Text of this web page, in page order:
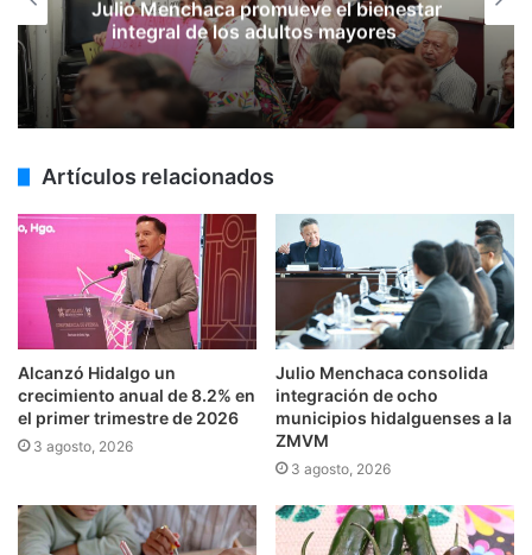
Julio Menchaca promueve el bienestar
integral de los adultos mayores
Artículos relacionados
Alcanzó Hidalgo un
crecimiento anual de 8.2% en
el primer trimestre de 2026
3 agosto, 2026
Julio Menchaca consolida
integración de ocho
municipios hidalguenses a la
ZMVM
3 agosto, 2026